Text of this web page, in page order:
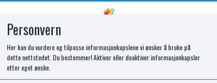
SC234 BLADE OPENER M.GREY
Personvern
Her kan du vurdere og tilpasse informasjonkapslene vi ønsker å bruke på
dette nettstedet. Du bestemmer! Aktiver eller deaktiver informasjonkapsler
etter eget ønske.